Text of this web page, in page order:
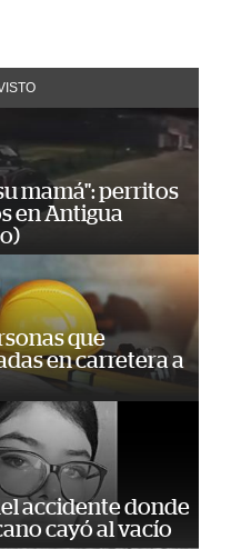
mamá": perritos
en Antigua
que
en carretera a
accidente donde
cayó al vacío